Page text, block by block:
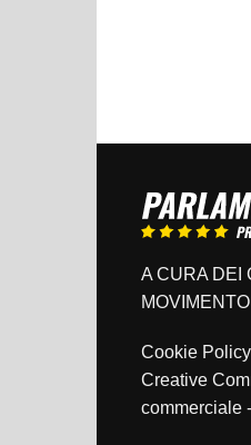
A CURA DEI
Cookie Policy
Creative
commerciale